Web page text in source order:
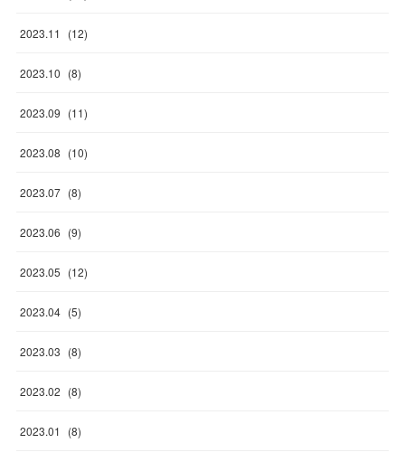
2023.11 (12)
2023.10 (8)
2023.09 (11)
2023.08 (10)
2023.07 (8)
2023.06 (9)
2023.05 (12)
2023.04 (5)
2023.03 (8)
2023.02 (8)
2023.01 (8)